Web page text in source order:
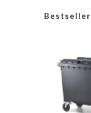
Bestseller